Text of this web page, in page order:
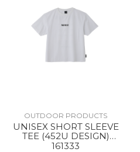
OUTDOOR PRODUCTS
UNISEX SHORT SLEEVE
TEE (452U DESIGN)
WHITE
161333